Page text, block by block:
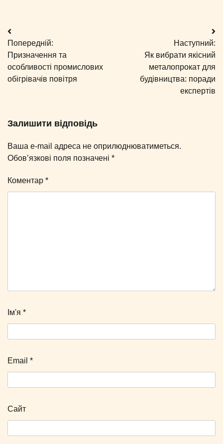
Навігація
записів
Попередній:
Призначення та
особливості промислових
обігрівачів повітря
Наступний:
Як вибрати якісний
металопрокат для
будівництва: поради
експертів
Залишити відповідь
Ваша e-mail адреса не оприлюднюватиметься.
Обов’язкові поля позначені *
Коментар *
Ім'я *
Email *
Сайт